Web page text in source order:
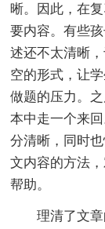
晰。因此，在
要内容。有些
述还不太清晰
空的形式，让
做题的压力。
本中走一个来
分清晰，同时
文内容的方法
帮助。
理清了文章